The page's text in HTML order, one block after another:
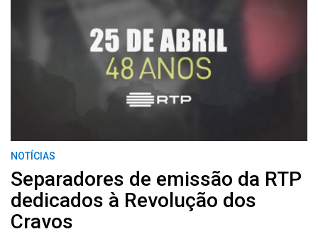
NOTÍCIAS
Separadores de emissão da RTP
dedicados à Revolução dos
Cravos